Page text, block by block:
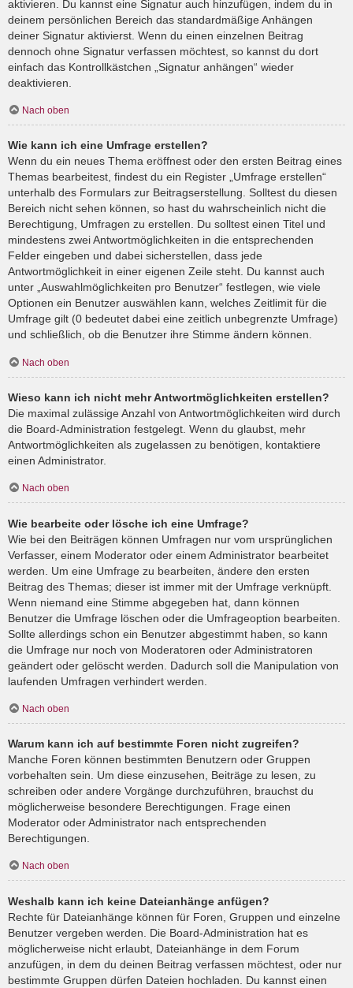
aktivieren. Du kannst eine Signatur auch hinzufügen, indem du in
deinem persönlichen Bereich das standardmäßige Anhängen
deiner Signatur aktivierst. Wenn du einen einzelnen Beitrag
dennoch ohne Signatur verfassen möchtest, so kannst du dort
einfach das Kontrollkästchen „Signatur anhängen“ wieder
deaktivieren.
Nach oben
Wie kann ich eine Umfrage erstellen?
Wenn du ein neues Thema eröffnest oder den ersten Beitrag eines
Themas bearbeitest, findest du ein Register „Umfrage erstellen“
unterhalb des Formulars zur Beitragserstellung. Solltest du diesen
Bereich nicht sehen können, so hast du wahrscheinlich nicht die
Berechtigung, Umfragen zu erstellen. Du solltest einen Titel und
mindestens zwei Antwortmöglichkeiten in die entsprechenden
Felder eingeben und dabei sicherstellen, dass jede
Antwortmöglichkeit in einer eigenen Zeile steht. Du kannst auch
unter „Auswahlmöglichkeiten pro Benutzer“ festlegen, wie viele
Optionen ein Benutzer auswählen kann, welches Zeitlimit für die
Umfrage gilt (0 bedeutet dabei eine zeitlich unbegrenzte Umfrage)
und schließlich, ob die Benutzer ihre Stimme ändern können.
Nach oben
Wieso kann ich nicht mehr Antwortmöglichkeiten erstellen?
Die maximal zulässige Anzahl von Antwortmöglichkeiten wird durch
die Board-Administration festgelegt. Wenn du glaubst, mehr
Antwortmöglichkeiten als zugelassen zu benötigen, kontaktiere
einen Administrator.
Nach oben
Wie bearbeite oder lösche ich eine Umfrage?
Wie bei den Beiträgen können Umfragen nur vom ursprünglichen
Verfasser, einem Moderator oder einem Administrator bearbeitet
werden. Um eine Umfrage zu bearbeiten, ändere den ersten
Beitrag des Themas; dieser ist immer mit der Umfrage verknüpft.
Wenn niemand eine Stimme abgegeben hat, dann können
Benutzer die Umfrage löschen oder die Umfrageoption bearbeiten.
Sollte allerdings schon ein Benutzer abgestimmt haben, so kann
die Umfrage nur noch von Moderatoren oder Administratoren
geändert oder gelöscht werden. Dadurch soll die Manipulation von
laufenden Umfragen verhindert werden.
Nach oben
Warum kann ich auf bestimmte Foren nicht zugreifen?
Manche Foren können bestimmten Benutzern oder Gruppen
vorbehalten sein. Um diese einzusehen, Beiträge zu lesen, zu
schreiben oder andere Vorgänge durchzuführen, brauchst du
möglicherweise besondere Berechtigungen. Frage einen
Moderator oder Administrator nach entsprechenden
Berechtigungen.
Nach oben
Weshalb kann ich keine Dateianhänge anfügen?
Rechte für Dateianhänge können für Foren, Gruppen und einzelne
Benutzer vergeben werden. Die Board-Administration hat es
möglicherweise nicht erlaubt, Dateianhänge in dem Forum
anzufügen, in dem du deinen Beitrag verfassen möchtest, oder nur
bestimmte Gruppen dürfen Dateien hochladen. Du kannst einen